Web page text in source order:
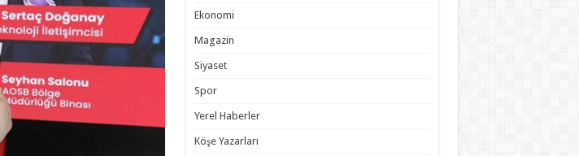
Ekonomi
Magazin
Siyaset
Spor
Yerel Haberler
Köşe Yazarları